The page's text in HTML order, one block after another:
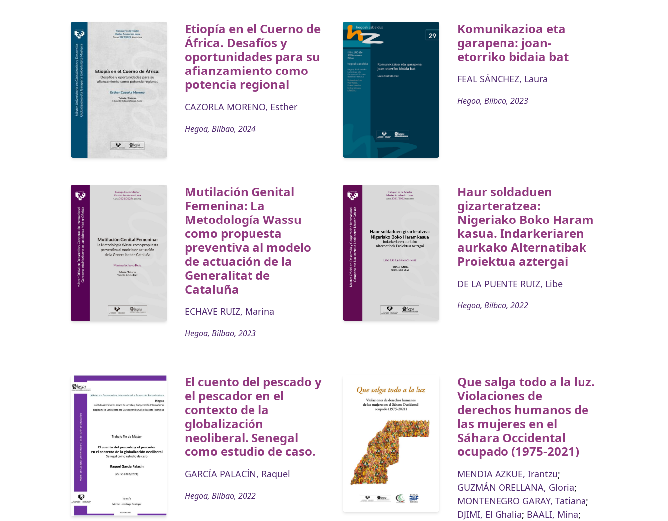
Etiopía en el Cuerno de
África. Desafíos y
oportunidades para su
afianzamiento como
potencia regional
CAZORLA MORENO, Esther
Hegoa, Bilbao, 2024
Komunikazioa eta
garapena: joan-
etorriko bidaia bat
FEAL SÁNCHEZ, Laura
Hegoa, Bilbao, 2023
Mutilación Genital
Femenina: La
Metodología Wassu
como propuesta
preventiva al modelo
de actuación de la
Generalitat de
Cataluña
ECHAVE RUIZ, Marina
Hegoa, Bilbao, 2023
Haur soldaduen
gizarteratzea:
Nigeriako Boko Haram
kasua. Indarkeriaren
aurkako Alternatibak
Proiektua aztergai
DE LA PUENTE RUIZ, Libe
Hegoa, Bilbao, 2022
El cuento del pescado y
el pescador en el
contexto de la
globalización
neoliberal. Senegal
como estudio de caso.
GARCÍA PALACÍN, Raquel
Hegoa, Bilbao, 2022
Que salga todo a la luz.
Violaciones de
derechos humanos de
las mujeres en el
Sáhara Occidental
ocupado (1975-2021)
MENDIA AZKUE, Irantzu;
GUZMÁN ORELLANA, Gloria;
MONTENEGRO GARAY, Tatiana;
DJIMI, El Ghalia; BAALI, Mina;